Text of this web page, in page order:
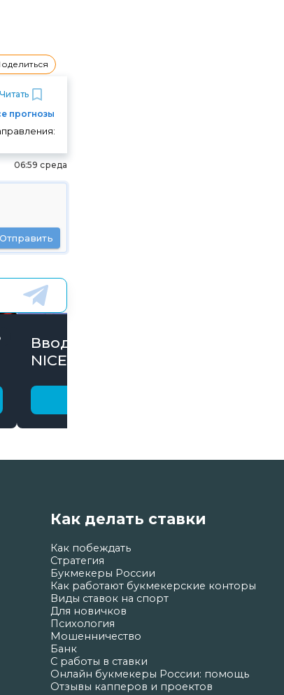
Читать
прогнозы
06:59 среда
Отправить
Вводи Промокод
NICE15000 и забирай
Как делать ставки
Как побеждать
Стратегия
Букмекеры России
Как работают букмекерские конторы
Виды ставок на спорт
Для новичков
Психология
Мошенничество
Банк
С работы в ставки
Онлайн букмекеры России: помощь
Отзывы капперов и проектов